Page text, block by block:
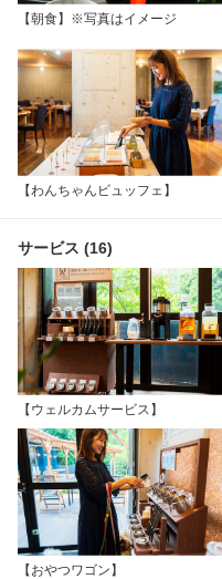
【朝食】※写真はイメージ
【わんちゃんビュッフェ】
サービス (16)
【ウェルカムサービス】
【おやつワゴン】